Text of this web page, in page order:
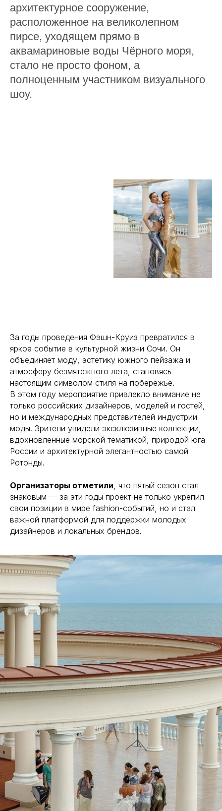
архитектурное сооружение,
расположенное на великолепном
пирсе, уходящем прямо в
аквамариновые воды Чёрного моря,
стало не просто фоном, а
полноценным участником визуального
шоу.
За годы проведения Фэшн-Круиз превратился в
яркое событие в культурной жизни Сочи. Он
объединяет моду, эстетику южного пейзажа и
атмосферу безмятежного лета, становясь
настоящим символом стиля на побережье.
В этом году мероприятие привлекло внимание не
только российских дизайнеров, моделей и гостей,
но и международных представителей индустрии
моды. Зрители увидели эксклюзивные коллекции,
вдохновлённые морской тематикой, природой юга
России и архитектурной элегантностью самой
Ротонды.
Организаторы отметили, что пятый сезон стал
знаковым — за эти годы проект не только укрепил
свои позиции в мире fashion-событий, но и стал
важной платформой для поддержки молодых
дизайнеров и локальных брендов.